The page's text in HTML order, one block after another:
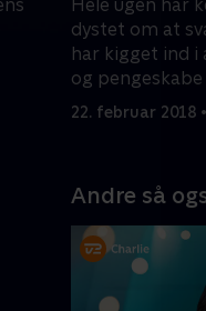
Hele ugen har
dystet om at
har kigget ind i
og
ejerskab - og
22. februar 2018
Andre så